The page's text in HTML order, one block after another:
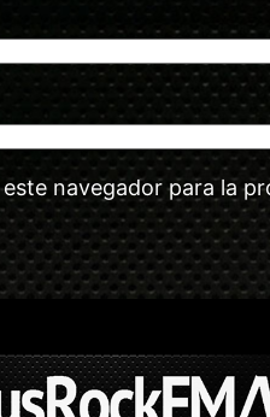
navegador para la